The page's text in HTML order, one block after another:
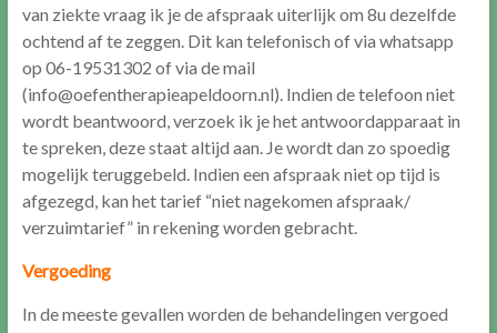
van ziekte vraag ik je de afspraak uiterlijk om 8u dezelfde
ochtend af te zeggen. Dit kan telefonisch of via whatsapp
op 06-19531302 of via de mail
(info@oefentherapieapeldoorn.nl). Indien de telefoon niet
wordt beantwoord, verzoek ik je het antwoordapparaat in
te spreken, deze staat altijd aan. Je wordt dan zo spoedig
mogelijk teruggebeld. Indien een afspraak niet op tijd is
afgezegd, kan het tarief “niet nagekomen afspraak/
verzuimtarief” in rekening worden gebracht.
Vergoeding
In de meeste gevallen worden de behandelingen vergoed